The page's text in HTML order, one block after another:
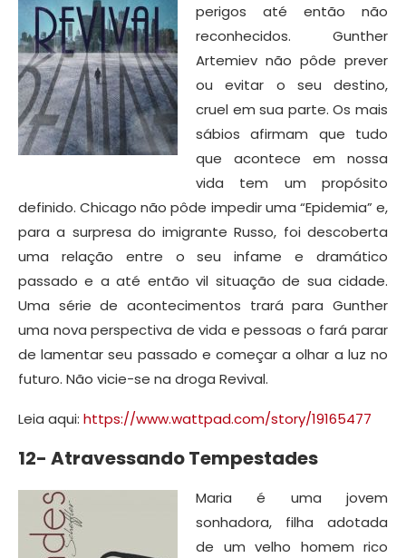
perigos até então não
reconhecidos. Gunther
Artemiev não pôde prever
ou evitar o seu destino,
cruel em sua parte. Os mais
sábios afirmam que tudo
que acontece em nossa
vida tem um propósito
definido. Chicago não pôde impedir uma “Epidemia” e,
para a surpresa do imigrante Russo, foi descoberta
uma relação entre o seu infame e dramático
passado e a até então vil situação de sua cidade.
Uma série de acontecimentos trará para Gunther
uma nova perspectiva de vida e pessoas o fará parar
de lamentar seu passado e começar a olhar a luz no
futuro. Não vicie-se na droga Revival.
Leia aqui: https://www.wattpad.com/story/19165477
12- Atravessando Tempestades
Maria é uma jovem
sonhadora, filha adotada
de um velho homem rico